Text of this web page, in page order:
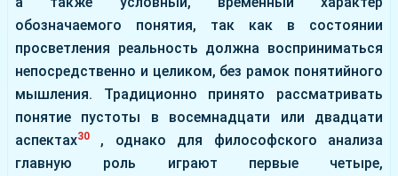
обозначаемого понятия, так как в состоянии
просветления реальность должна восприниматься
непосредственно и целиком, без рамок понятийного
мышления. Традиционно принято рассматривать
понятие пустоты в восемнадцати или двадцати
аспектах30
, однако для философского анализа
главную роль играют первые четыре,